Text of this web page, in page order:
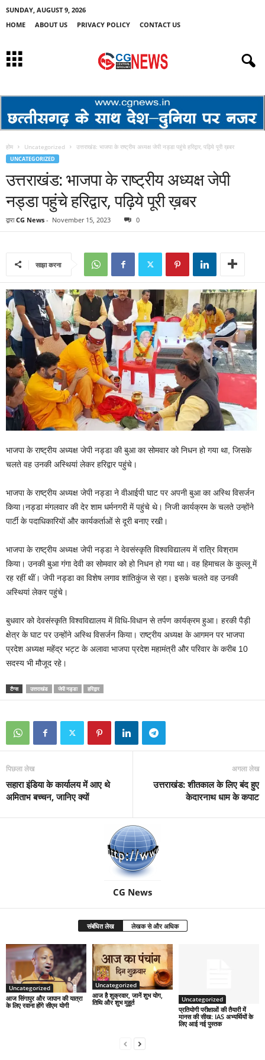
SUNDAY, AUGUST 9, 2026
HOME
ABOUT US PRIVACY POLICY CONTACT US
होम Uncategorized उत्तराखंड: भाजपा के राष्ट्रीय अध्यक्ष जेपी नड्डा पहुंचे हरिद्वार, पढ़िये पूरी ख़बर
UNCATEGORIZED
उत्तराखंड: भाजपा के राष्ट्रीय अध्यक्ष जेपी
नड्डा पहुंचे हरिद्वार, पढ़िये पूरी ख़बर
द्वारा CG News - November 15, 2023 0
साझा करना
भाजपा के राष्ट्रीय अध्यक्ष जेपी नड्डा की बुआ का सोमवार को निधन हो गया था, जिसके
चलते वह उनकी अस्थियां लेकर हरिद्वार पहुंचे।
भाजपा के राष्ट्रीय अध्यक्ष जेपी नड्डा ने वीआईपी घाट पर अपनी बुआ का अस्थि विसर्जन
किया।नड्डा मंगलवार की देर शाम धर्मनगरी में पहुंचे थे। निजी कार्यक्रम के चलते उन्होंने
पार्टी के पदाधिकारियों और कार्यकर्ताओं से दूरी बनाए रखी।
भाजपा के राष्ट्रीय अध्यक्ष जेपी नड्डा ने देवसंस्कृति विश्वविद्यालय में रात्रि विश्राम
किया। उनकी बुआ गंगा देवी का सोमवार को हो निधन हो गया था। वह हिमाचल के कुल्लू में
रह रहीं थीं। जेपी नड्डा का विशेष लगाव शांतिकुंज से रहा। इसके चलते वह उनकी
अस्थियां लेकर पहुंचे।
बुधवार को देवसंस्कृति विश्वविद्यालय में विधि-विधान से तर्पण कार्यक्रम हुआ। हरकी पैड़ी
क्षेत्र के घाट पर उन्होंने अस्थि विसर्जन किया। राष्ट्रीय अध्यक्ष के आगमन पर भाजपा
प्रदेश अध्यक्ष महेंद्र भट्ट के अलावा भाजपा प्रदेश महामंत्री और परिवार के करीब 10
सदस्य भी मौजूद रहे।
टैग्स उत्तराखंड जेपी नड्डा हरिद्वार
पिछला लेख
सहारा इंडिया के कार्यालय में आए थे
अमिताभ बच्चन, जानिए क्यों
अगला लेख
उत्तराखंड: शीतकाल के लिए बंद हुए
केदारनाथ धाम के कपाट
CG News
संबंधित लेख लेखक से और अधिक
Uncategorized
आज सिंगापुर और जापान की यात्रा
के लिए रवाना होंगे सीएम योगी
Uncategorized
आज है शुक्रवार, जानें शुभ योग,
तिथि और शुभ मुहूर्त
Uncategorized
प्रतियोगी परीक्षाओं की तैयारी में
मानस की सीख: IAS अभ्यर्थियों के
लिए आई नई पुस्तक